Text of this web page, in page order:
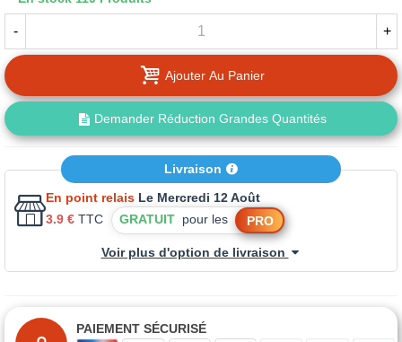
- +
Ajouter Au Panier
Demander Réduction Grandes Quantités
Livraison
En point relais Le Mercredi 12 Août
3.9 € TTC GRATUIT pour les PRO
Voir plus d'option de livraison
PAIEMENT SÉCURISÉ